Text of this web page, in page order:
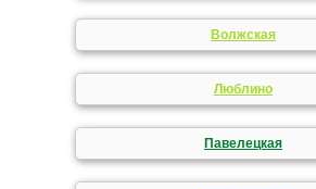
Волжская
Люблино
Павелецкая